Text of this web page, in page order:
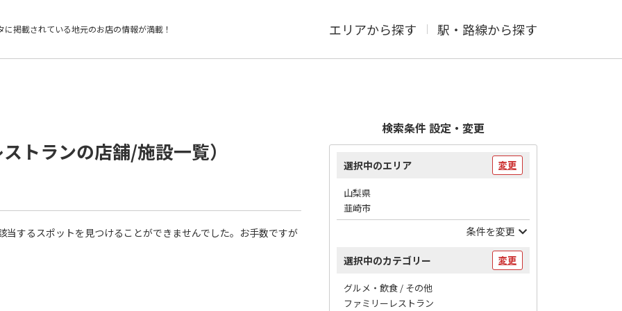
に掲載されている地元のお店の情報が満載！ エリアから探す 駅・路線から探す
トランの店舗/施設一覧）
するスポットを見つけることができませんでした。お手数ですが
検索条件 設定・変更
選択中のエリア 変更
山梨県
韮崎市
条件を変更
選択中のカテゴリー 変更
グルメ・飲食 / その他
ファミリーレストラン